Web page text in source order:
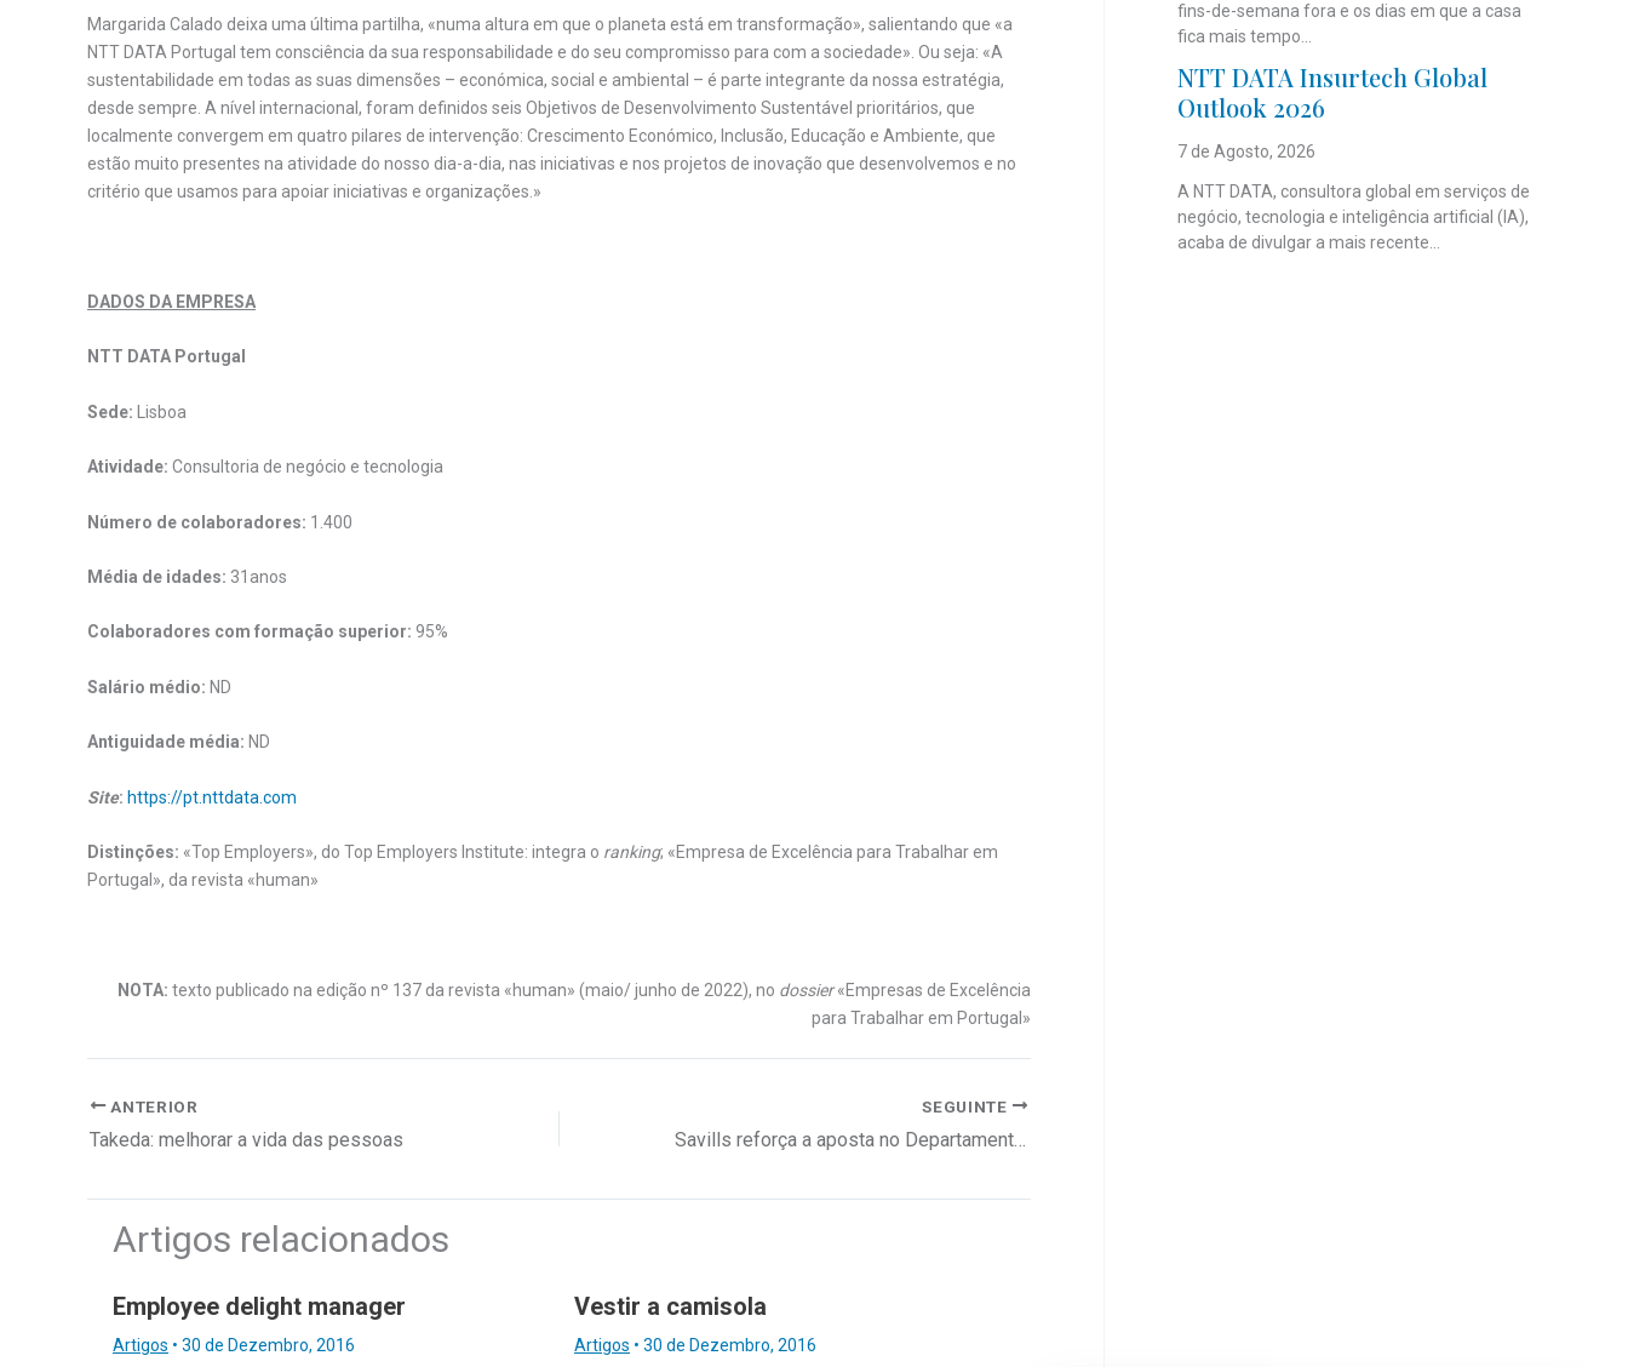
Margarida Calado deixa uma última partilha, «numa altura em que o planeta está em transformação», salientando que «a
NTT DATA Portugal tem consciência da sua responsabilidade e do seu compromisso para com a sociedade». Ou seja: «A
sustentabilidade em todas as suas dimensões – económica, social e ambiental – é parte integrante da nossa estratégia,
desde sempre. A nível internacional, foram definidos seis Objetivos de Desenvolvimento Sustentável prioritários, que
localmente convergem em quatro pilares de intervenção: Crescimento Económico, Inclusão, Educação e Ambiente, que
estão muito presentes na atividade do nosso dia-a-dia, nas iniciativas e nos projetos de inovação que desenvolvemos e no
critério que usamos para apoiar iniciativas e organizações.»
DADOS DA EMPRESA
NTT DATA Portugal
Sede: Lisboa
Atividade: Consultoria de negócio e tecnologia
Número de colaboradores: 1.400
Média de idades: 31anos
Colaboradores com formação superior: 95%
Salário médio: ND
Antiguidade média: ND
Site: https://pt.nttdata.com
Distinções: «Top Employers», do Top Employers Institute: integra o ranking; «Empresa de Excelência para Trabalhar em
Portugal», da revista «human»
NOTA: texto publicado na edição nº 137 da revista «human» (maio/ junho de 2022), no dossier«Empresas de Excelência
para Trabalhar em Portugal»
ANTERIOR
Takeda: melhorar a vida das pessoas
SEGUINTE
Savills reforça a aposta no Departamento de Arquitetura & Sustentabilidade
Artigos relacionados
Employee delight manager
Artigos • 30 de Dezembro, 2016
Vestir a camisola
Artigos • 30 de Dezembro, 2016
fins-de-semana fora e os dias em que a casa
fica mais tempo...
NTT DATA Insurtech Global
Outlook 2026
7 de Agosto, 2026
A NTT DATA, consultora global em serviços de
negócio, tecnologia e inteligência artificial (IA),
acaba de divulgar a mais recente...